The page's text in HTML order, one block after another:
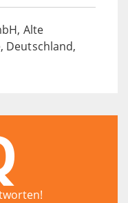
Alte
Deutschland,